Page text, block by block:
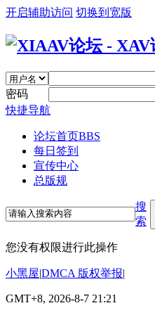
开启辅助访问 切换到宽版
密码
快捷导航
论坛首页BBS
每日签到
宣传中心
总版规
搜
索
您没有权限进行此操作
小黑屋|DMCA 版权举报|
GMT+8, 2026-8-7 21:21